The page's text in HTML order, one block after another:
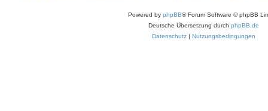
Powered by phpBB® Forum Software © phpBB
Deutsche Übersetzung durch phpBB.de
Datenschutz | Nutzungsbedingungen